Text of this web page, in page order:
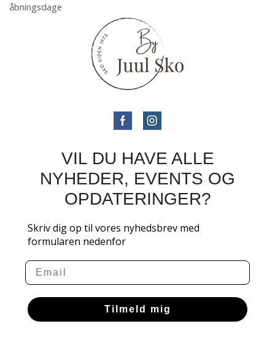
åbningsdage
VIL DU HAVE ALLE
NYHEDER, EVENTS OG
OPDATERINGER?
Skriv dig op til vores nyhedsbrev med
formularen nedenfor
Email
Tilmeld mig